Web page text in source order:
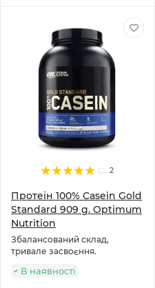
2
Протеїн 100% Casein Gold
Standard 909 g. Optimum
Nutrition
Збалансований склад,
тривале засвоєння.
В наявності